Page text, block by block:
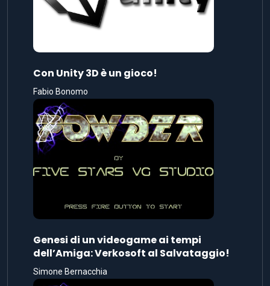
Con Unity 3D è un gioco!
Fabio Bonomo
Genesi di un videogame ai tempi
dell’Amiga: Verkosoft al Salvataggio!
Simone Bernacchia